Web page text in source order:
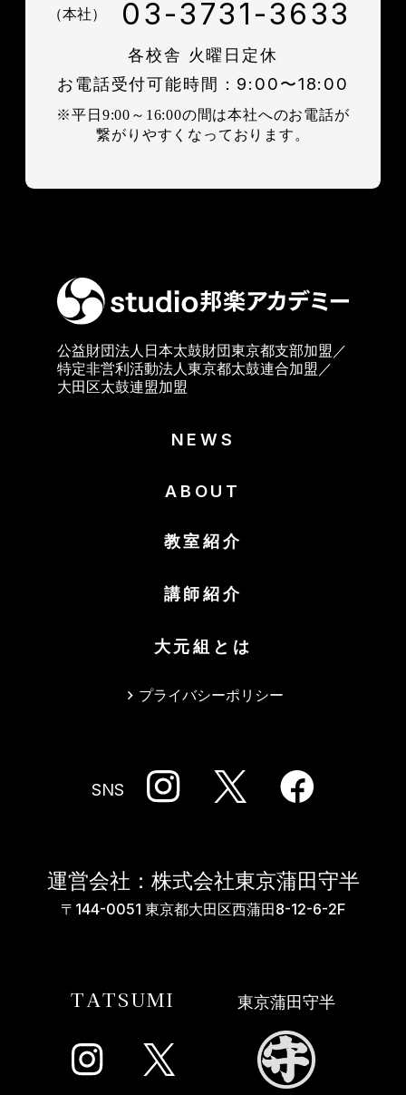
（本社） 03-3731-3633
各校舎 火曜日定休
お電話受付可能時間：9:00〜18:00
※平日9:00～16:00の間は本社へのお電話が
繋がりやすくなっております。
公益財団法人日本太鼓財団東京都支部加盟／
特定非営利活動法人東京都太鼓連合加盟／
大田区太鼓連盟加盟
NEWS
ABOUT
教室紹介
講師紹介
大元組とは
プライバシーポリシー
SNS
運営会社：株式会社東京蒲田守半
〒144-0051 東京都大田区西蒲田8-12-6-2F
TATSUMI 東京蒲田守半